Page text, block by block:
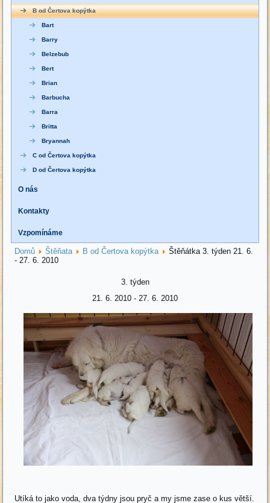
B od Čertova kopýtka
Bart
Barry
Belzebub
Bert
Brian
Barbucha
Barra
Britta
Bryannah
C od Čertova kopýtka
D od Čertova kopýtka
O nás
Kontakty
Vzpomínáme
Domů Štěňata B od Čertova kopýtka
Štěňátka 3. týden 21. 6.
- 27. 6. 2010
3. týden
21. 6. 2010 - 27. 6. 2010
Utíká to jako voda, dva týdny jsou pryč a my jsme zase o kus větší.